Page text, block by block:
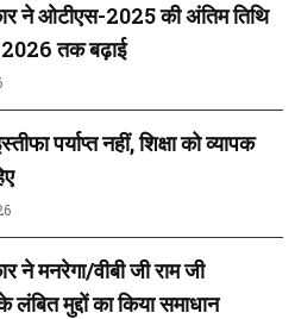
ने ओटीएस-2025 की अंतिम तिथि
तक बढ़ाई
पर्याप्त नहीं, शिक्षा को व्यापक
ने मनरेगा/वीबी जी राम जी
लंबित मुद्दों का किया समाधान